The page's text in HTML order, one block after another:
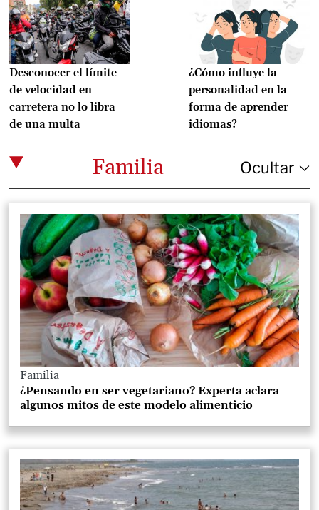
Desconocer el límite
de velocidad en
carretera no lo libra
de una multa
¿Cómo influye la
personalidad en la
forma de aprender
idiomas?
Familia
Familia
¿Pensando en ser vegetariano? Experta aclara
algunos mitos de este modelo alimenticio